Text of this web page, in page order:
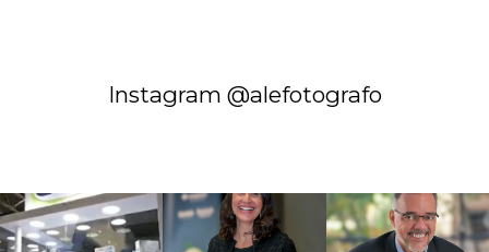
Instagram @alefotografo